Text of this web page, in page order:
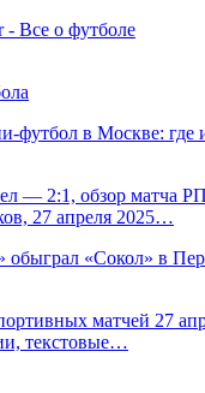
- Все о футболе
футбол в Москве: где
— 2:1, обзор матча
27 апреля 2025…
обыграл «Сокол» в
матчей 27
текстовые…